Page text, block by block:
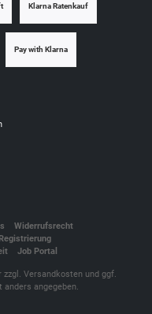
Klarna Ratenkauf
Pay with Klarna
Widerrufsrecht
Job Portal
zzgl. Versandkosten und ggf.
anders angegeben.